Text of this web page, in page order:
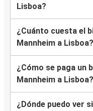
Lisboa?
¿Cuánto cuesta el
Mannheim a Lisboa?
¿Cómo se paga un
Mannheim a Lisboa?
¿Dónde puedo ver